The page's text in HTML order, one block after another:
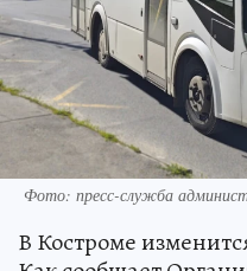
Фото: пресс-служба
В Костроме